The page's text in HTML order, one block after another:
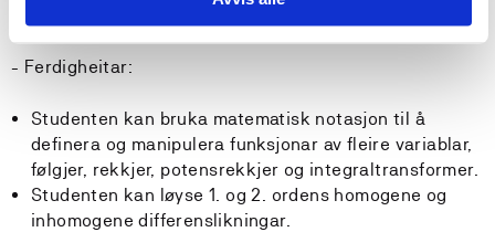
- Ferdigheitar:
Studenten kan bruka matematisk notasjon til å
definera og manipulera funksjonar av fleire variablar,
følgjer, rekkjer, potensrekkjer og integraltransformer.
Studenten kan løyse 1. og 2. ordens homogene og
inhomogene differenslikningar.